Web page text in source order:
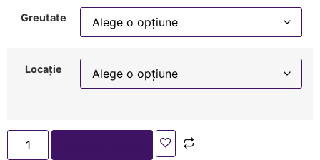
Greutate
Locație